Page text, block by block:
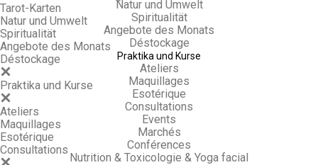
Tarot-Karten
Natur und Umwelt
Spiritualität
Angebote des Monats
Déstockage
Praktika und Kurse
Ateliers
Maquillages
Esotérique
Consultations
Natur und Umwelt
Spiritualität
Angebote des Monats
Déstockage
Praktika und Kurse
Ateliers
Maquillages
Esotérique
Consultations
Events
Marchés
Conférences
Nutrition & Toxicologie & Yoga facial